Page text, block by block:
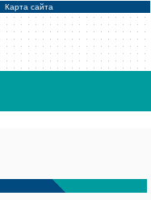
Карта сайта